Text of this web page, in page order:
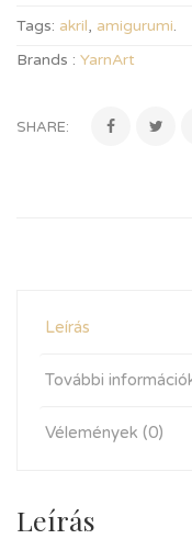
Tags: akril, amigurumi.
Brands : YarnArt
SHARE:
Leírás
További
Vélemények (0)
Leírás